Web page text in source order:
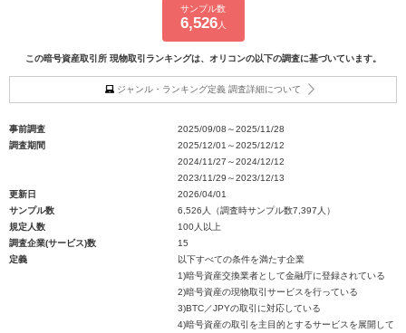
サンプル数
6,526人
この暗号資産取引所 現物取引ランキングは、オリコンの以下の調査に基づいています。
ジャンル・ランキング定義 調査詳細について
事前調査
2025/09/08～2025/11/28
調査期間
2025/12/01～2025/12/12
2024/11/27～2024/12/12
2023/11/29～2023/12/13
更新日
2026/04/01
サンプル数
6,526人（調査時サンプル数7,397人）
規定人数
100人以上
調査企業(サービス)数
15
定義
以下すべての条件を満たす企業
1)暗号資産交換業者として金融庁に登録されている
2)暗号資産の現物取引サービスを行っている
3)BTC／JPYの取引に対応している
4)暗号資産の取引を主目的とするサービスを展開して